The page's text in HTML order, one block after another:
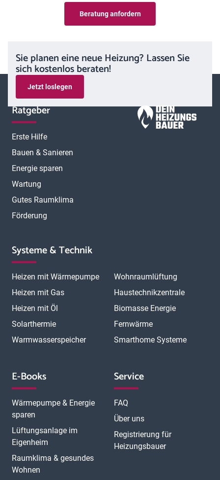
Beratung anfordern
Sie planen eine neue Heizung? Lassen Sie
sich kostenlos beraten!
Jetzt loslegen
Ratgeber
Erste Hilfe
Bauen & Sanieren
Energie sparen
Wartung
Gutes Raumklima
Förderung
Systeme & Technik
Heizen mit Wärmepumpe
Heizen mit Gas
Heizen mit Öl
Solarthermie
Warmwasserspeicher
Wohnraumlüftung
Haustechnikzentrale
Biomasse Energie
Fernwärme
Smarthome Systeme
E-Books
Wärmepumpe & Energie
sparen
Lüftungsanlage im
Eigenheim
Raumklima & gesundes
Wohnen
Service
FAQ
Über uns
Registrierung für
Heizungsbauer